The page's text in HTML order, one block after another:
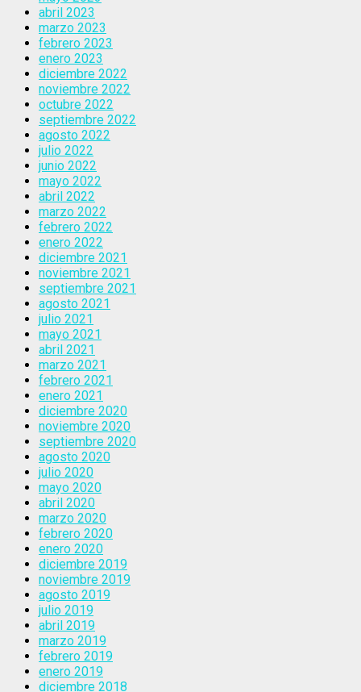
abril 2023
marzo 2023
febrero 2023
enero 2023
diciembre 2022
noviembre 2022
octubre 2022
septiembre 2022
agosto 2022
julio 2022
junio 2022
mayo 2022
abril 2022
marzo 2022
febrero 2022
enero 2022
diciembre 2021
noviembre 2021
septiembre 2021
agosto 2021
julio 2021
mayo 2021
abril 2021
marzo 2021
febrero 2021
enero 2021
diciembre 2020
noviembre 2020
septiembre 2020
agosto 2020
julio 2020
mayo 2020
abril 2020
marzo 2020
febrero 2020
enero 2020
diciembre 2019
noviembre 2019
agosto 2019
julio 2019
abril 2019
marzo 2019
febrero 2019
enero 2019
diciembre 2018